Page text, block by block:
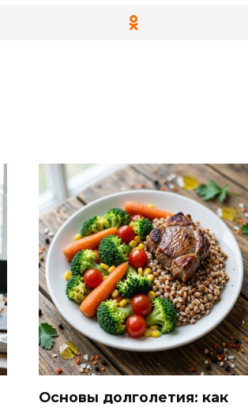
Основы долголетия: как